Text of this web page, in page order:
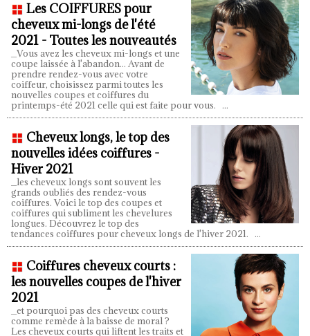
Les COIFFURES pour
cheveux mi-longs de l'été
2021 - Toutes les nouveautés
_Vous avez les cheveux mi-longs et une
coupe laissée à l'abandon... Avant de
prendre rendez-vous avec votre
coiffeur, choisissez parmi toutes les
nouvelles coupes et coiffures du
printemps-été 2021 celle qui est faite pour vous. ...
Cheveux longs, le top des
nouvelles idées coiffures -
Hiver 2021
_les cheveux longs sont souvent les
grands oubliés des rendez-vous
coiffures. Voici le top des coupes et
coiffures qui subliment les chevelures
longues. Découvrez le top des
tendances coiffures pour cheveux longs de l'hiver 2021. ...
Coiffures cheveux courts :
les nouvelles coupes de l'hiver
2021
_et pourquoi pas des cheveux courts
comme remède à la baisse de moral ?
Les cheveux courts qui liftent les traits et